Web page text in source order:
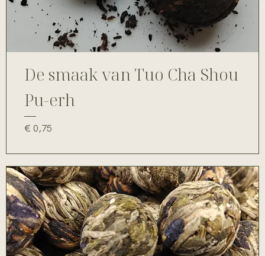
De smaak van Tuo Cha Shou
Pu-erh
Prijs
€ 0,75